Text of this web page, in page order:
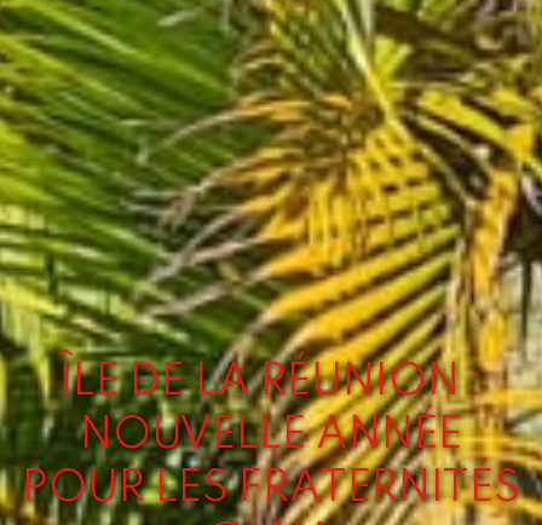
ÎLE DE LA RÉUNION :
NOUVELLE ANNÉE
POUR LES FRATERNITÉS